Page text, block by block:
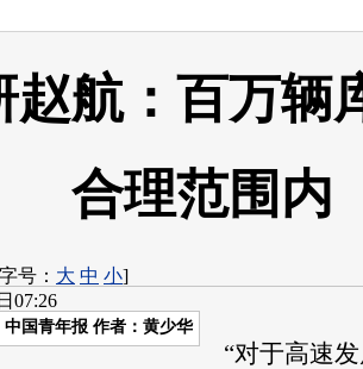
赵航：百万辆
合理范围内
号： 大 中 小]
07:26
中国青年报 作者：黄少华
“对于高速